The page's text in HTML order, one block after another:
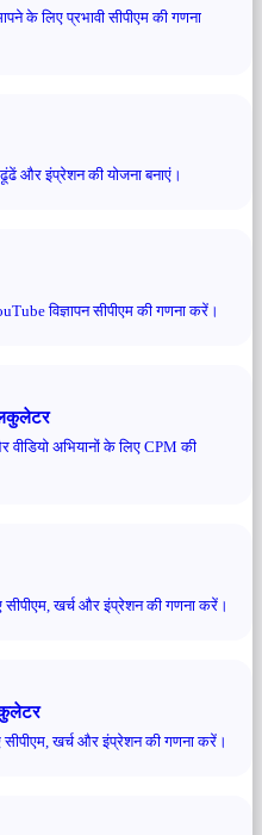
के लिए प्रभावी सीपीएम की गणना
और इंप्रेशन की योजना बनाएं।
विज्ञापन सीपीएम की गणना करें।
वीडियो अभियानों के लिए CPM की
सीपीएम, खर्च और इंप्रेशन की गणना करें।
खर्च और इंप्रेशन की गणना करें।